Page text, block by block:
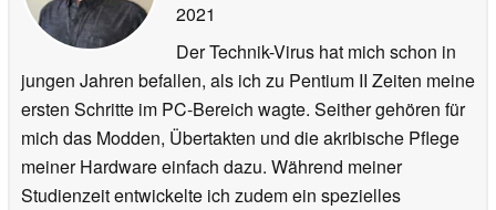
2021
Der Technik-Virus hat mich schon in
jungen Jahren befallen, als ich zu Pentium II Zeiten meine
ersten Schritte im PC-Bereich wagte. Seither gehören für
mich das Modden, Übertakten und die akribische Pflege
meiner Hardware einfach dazu. Während meiner
Studienzeit entwickelte ich zudem ein spezielles